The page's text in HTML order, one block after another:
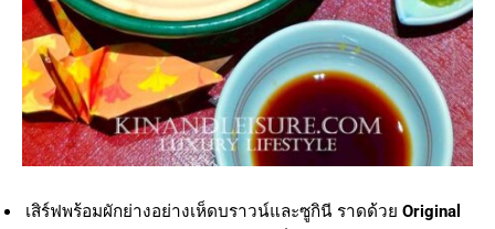
เสิร์ฟพร้อมผักย่างอย่างเห็ดบราวน์และซูกินี ราดด้วย Original